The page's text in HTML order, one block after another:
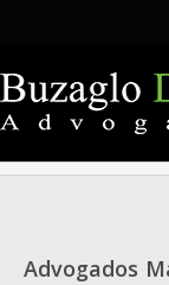
content
Advogados